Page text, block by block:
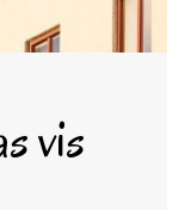
vis